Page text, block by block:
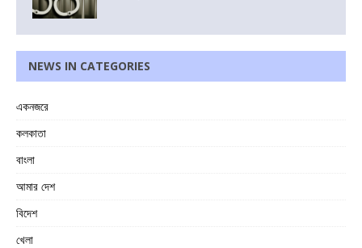
NEWS IN CATEGORIES
একনজরে
কলকাতা
বাংলা
আমার দেশ
বিদেশ
খেলা